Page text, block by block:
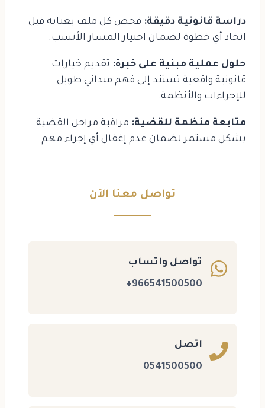
دراسة قانونية دقيقة: فحص كل ملف بعناية قبل
اتخاذ أي خطوة لضمان اختيار المسار الأنسب.
حلول عملية مبنية على خبرة: تقديم خيارات
قانونية واقعية تستند إلى فهم ميداني طويل
للإجراءات والأنظمة.
متابعة منظمة للقضية: مراقبة مراحل القضية
بشكل مستمر لضمان عدم إغفال أي إجراء مهم.
تواصل معنا الآن
تواصل واتساب
966541500500+
اتصل
0541500500